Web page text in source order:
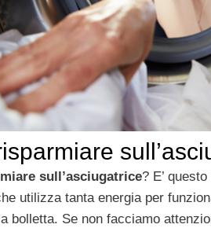
sull’asciugatrice? E’
utilizza tanta energia per
bolletta. Se non facciamo